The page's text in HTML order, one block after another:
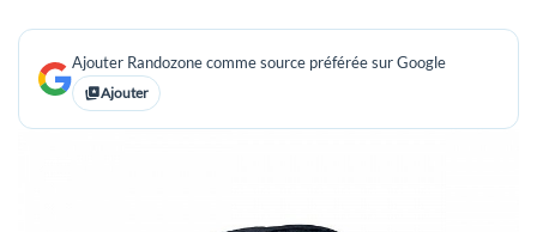
Ajouter Randozone comme source préférée sur Google
Ajouter